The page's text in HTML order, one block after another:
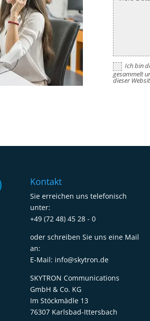
Ich bin
gesammelt
dieser
Kontakt
Sie erreichen uns telefonisch
unter:
+49 (72 48) 45 28 - 0
oder schreiben Sie uns eine Mail
an:
E-Mail: info@skytron.de
SKYTRON Communications
GmbH & Co. KG
Im Stöckmädle 13
76307 Karlsbad-Ittersbach